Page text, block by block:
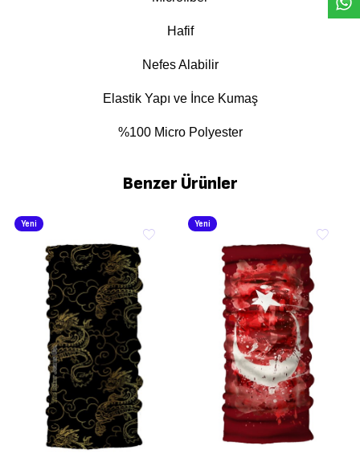
Hafif
Nefes Alabilir
Elastik Yapı ve İnce Kumaş
%100 Micro Polyester
Benzer Ürünler
Yeni Yeni